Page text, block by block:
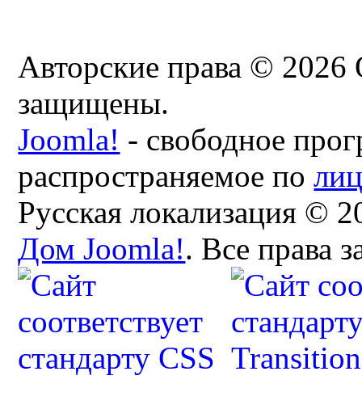
Авторские права © 2026
защищены.
Joomla! - свободное
распространяемое по
Русская локализация ©
Дом Joomla!. Все права